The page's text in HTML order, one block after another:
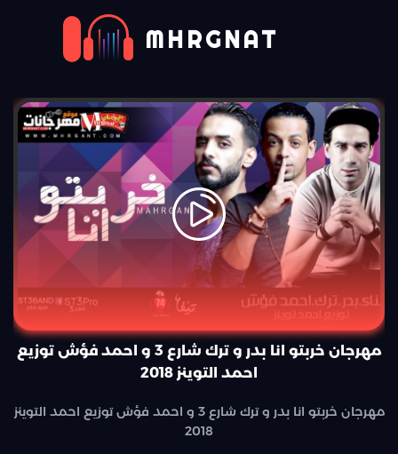
MHRGNAT
مهرجان خربتو انا بدر و ترك شارع 3 و احمد فؤش توزيع
احمد التوينز 2018
مهرجان خربتو انا بدر و ترك شارع 3 و احمد فؤش توزيع احمد التوينز
2018